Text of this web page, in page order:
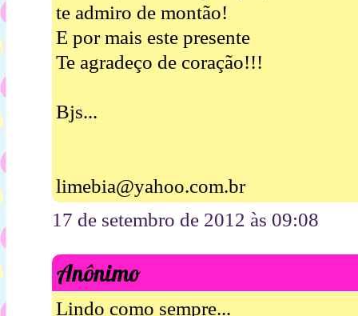
te admiro de montão!
E por mais este presente
Te agradeço de coração!!!
Bjs...
limebia@yahoo.com.br
17 de setembro de 2012 às 09:08
Anônimo
Lindo como sempre...